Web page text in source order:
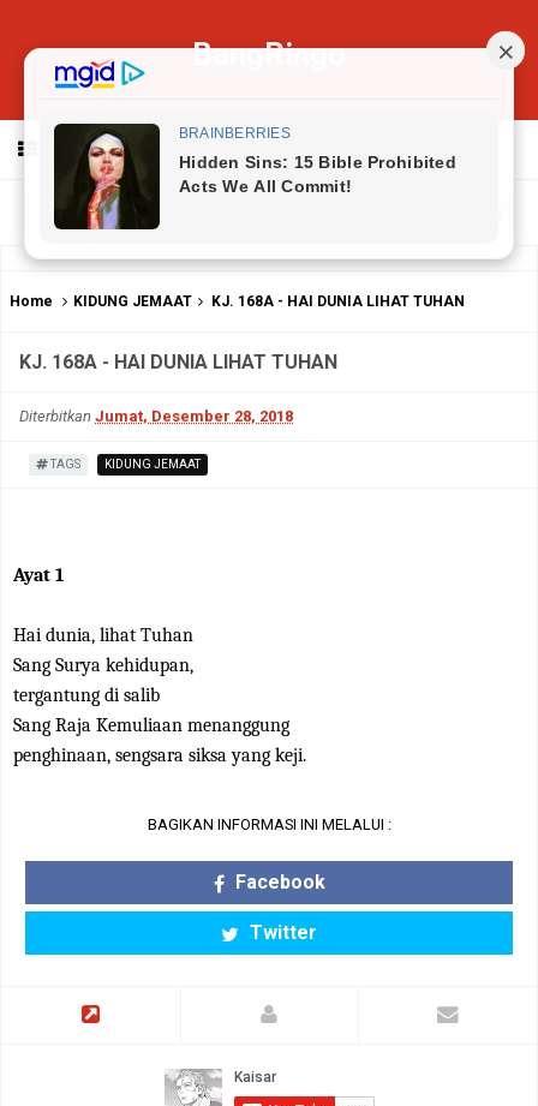
BangRingo
MENU
Home KIDUNG JEMAAT KJ. 168A - HAI DUNIA LIHAT TUHAN
KJ. 168A - HAI DUNIA LIHAT TUHAN
Diterbitkan Jumat, Desember 28, 2018
TAGS KIDUNG JEMAAT
Ayat 1
Hai dunia, lihat Tuhan
Sang Surya kehidupan,
tergantung di salib
Sang Raja Kemuliaan menanggung
penghinaan, sengsara siksa yang keji.
BAGIKAN INFORMASI INI MELALUI :
Facebook
Twitter